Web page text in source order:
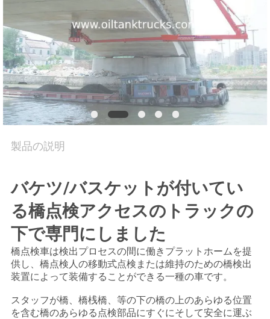
私
達
に
連
絡
な
さ
い
ニ
ュ
製品の説明
バケツ/バスケットが付いてい
る橋点検アクセスのトラックの
下で専門にしました
橋点検車は検出プロセスの間に働きプラットホームを提
供し、橋点検人の移動式点検または維持のための橋検出
装置によって装備することができる一種の車です。
スタッフが橋、橋桟橋、等の下の橋の上のあらゆる位置
を含む橋のあらゆる点検部品にすぐにそして安全に運ぶ